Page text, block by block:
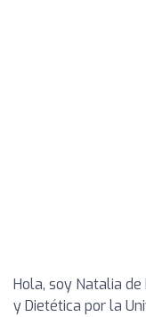
Hola, soy Natalia
y Dietética por la